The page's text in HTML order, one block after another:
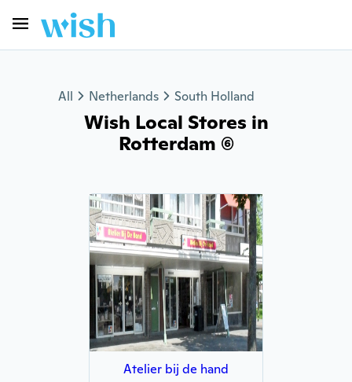
All Netherlands South Holland
Wish Local Stores in
Rotterdam (6)
Atelier bij de hand